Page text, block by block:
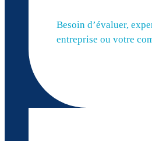
Besoin d’évaluer,
entreprise ou votre